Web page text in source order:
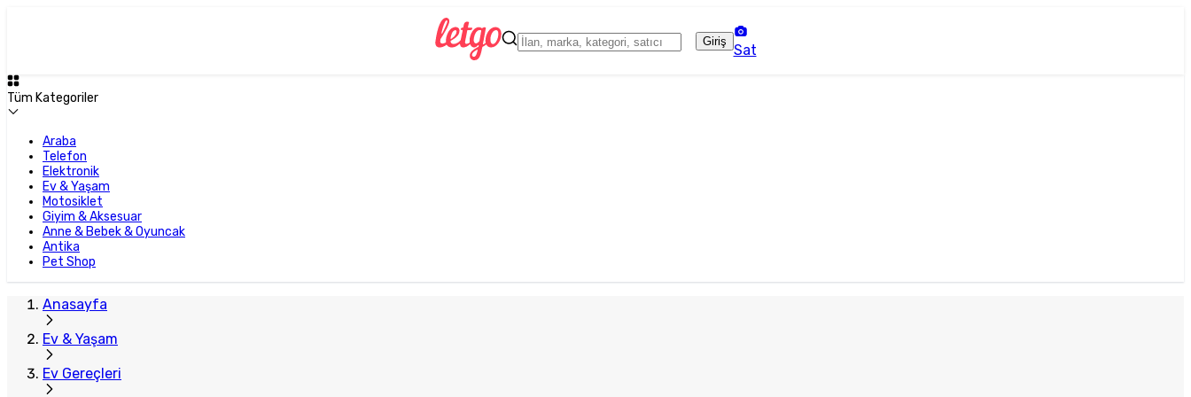
Giriş
Sat
Tüm Kategoriler
Araba
Telefon
Elektronik
Ev & Yaşam
Motosiklet
Giyim & Aksesuar
Anne & Bebek & Oyuncak
Antika
Pet Shop
Anasayfa
Ev & Yaşam
Ev Gereçleri